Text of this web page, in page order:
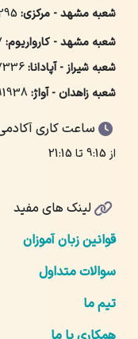
شعبه مشهد - مرکزی:
شعبه مشهد - کارواریوم:
شعبه شیراز - آپادانا:
شعبه زاهدان - آواژ:
ساعت کاری
از 9:15 تا 21:15
لینک های مفید
قوانین زبان آموزان
سوالات متداول
تیم ما